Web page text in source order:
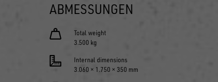
ABMESSUNGEN
Total weight
3.500 kg
Internal dimensions
3.060 × 1.750 × 350 mm